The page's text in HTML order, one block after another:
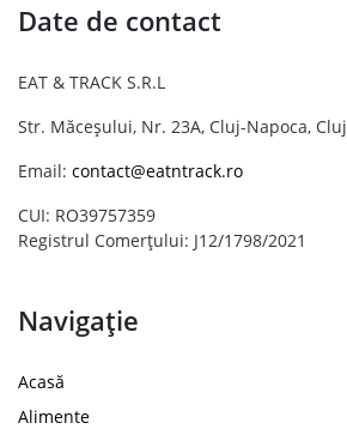
Date de contact
EAT & TRACK S.R.L
Str. Măceșului, Nr. 23A, Cluj-Napoca, Cluj
Email: contact@eatntrack.ro
CUI: RO39757359
Registrul Comerțului: J12/1798/2021
Navigație
Acasă
Alimente